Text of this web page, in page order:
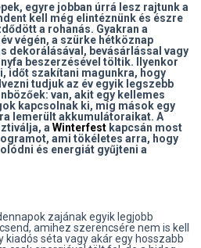
egyre jobban úrrá lesz rajtunk a
kell még elintéznünk és észre
a rohanás. Gyakran a
végén, a szürke hétköznap
dekorálásával, bevásárlással vagy
beszerzésével töltik. Ilyenkor
időt szakítani magunkra, hogy
tudjuk az év egyik legszebb
van, akit egy kellemes
kapcsolnak ki, míg mások egy
lemerült akkumulátoraikat. A
aWinterfest kapcsán most
ami tökéletes arra, hogy
és energiát gyűjteni a
zajának egyik legjobb
amihez szerencsére nem is kell
kiadós séta vagy akár egy hosszabb